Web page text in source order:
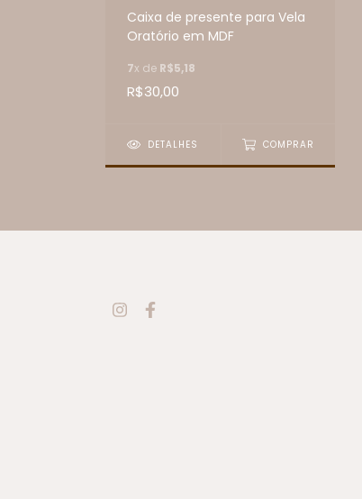
Caixa de presente para Vela
Oratório em MDF
7x de R$5,18
R$30,00
DETALHES COMPRAR